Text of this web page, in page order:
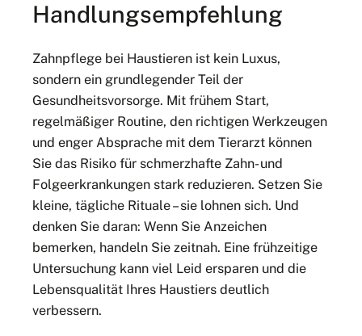
Handlungsempfehlung
Zahnpflege bei Haustieren ist kein Luxus,
sondern ein grundlegender Teil der
Gesundheitsvorsorge. Mit frühem Start,
regelmäßiger Routine, den richtigen Werkzeugen
und enger Absprache mit dem Tierarzt können
Sie das Risiko für schmerzhafte Zahn- und
Folgeerkrankungen stark reduzieren. Setzen Sie
kleine, tägliche Rituale – sie lohnen sich. Und
denken Sie daran: Wenn Sie Anzeichen
bemerken, handeln Sie zeitnah. Eine frühzeitige
Untersuchung kann viel Leid ersparen und die
Lebensqualität Ihres Haustiers deutlich
verbessern.